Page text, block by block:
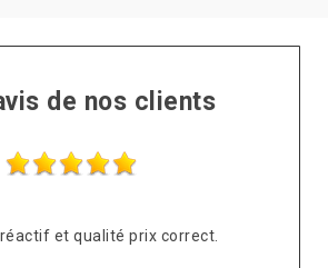
de nos clients
et qualité prix correct.